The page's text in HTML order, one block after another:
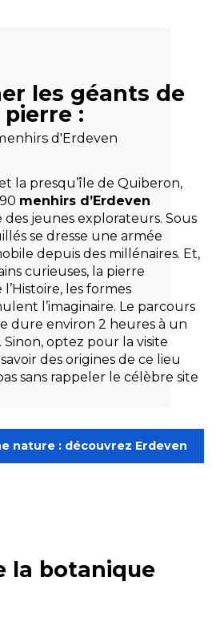
les géants de
pierre :
d'Erdeven
la presqu’île de Quiberon,
menhirs d’Erdeven
des jeunes explorateurs. Sous
se dresse une armée
depuis des millénaires. Et,
curieuses, la pierre
les formes
l’imaginaire. Le parcours
dure environ 2 heures à un
optez pour la visite
des origines de ce lieu
sans rappeler le célèbre site
nature : découvrez Erdeven
la botanique